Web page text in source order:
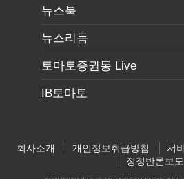
뉴스북
뉴스리듬
토마토증권통 Live
IB토마토
회사소개 개인정보취급방침 서
정정반론보도